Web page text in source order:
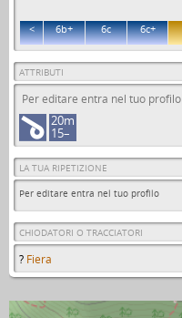
< 6b+ 6c 6c+
ATTRIBUTI
Per editare entra nel tuo profilo
20m
15–
LA TUA RIPETIZIONE
Per editare entra nel tuo profilo
CHIODATORI O TRACCIATORI
? Fiera